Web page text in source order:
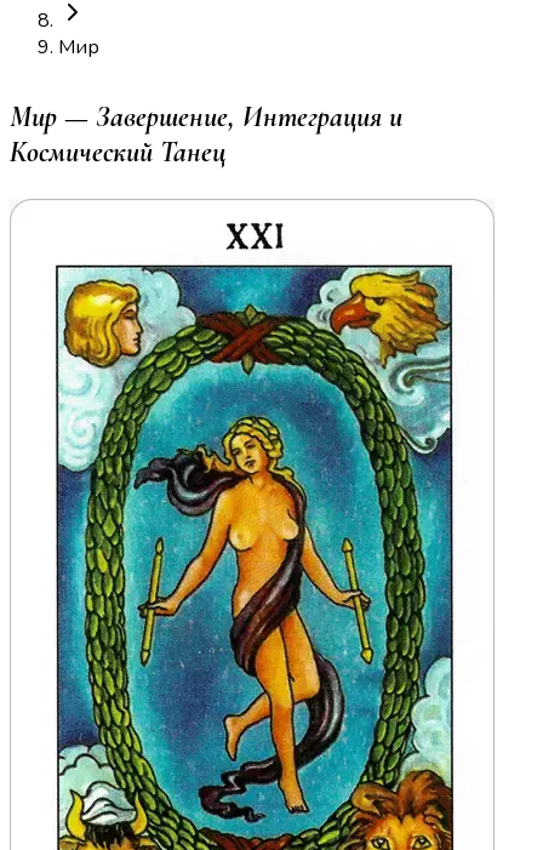
Мир
Мир — Завершение, Интеграция и
Космический Танец